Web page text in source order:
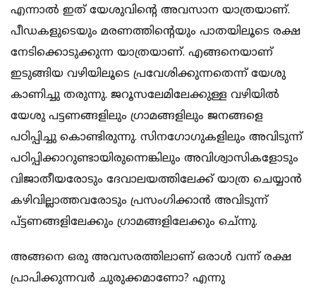
എന്നാല്‍ ഇത് യേശുവിന്റെ അവസാന യാത്രയാണ്.
പീഡകളുടെയും മരണത്തിന്റെയും പാതയിലൂടെ രക്ഷ
നേടിക്കൊടുക്കുന്ന യാത്രയാണ്. എങ്ങനെയാണ്
ഇടുങ്ങിയ വഴിയിലൂടെ പ്രവേശിക്കുന്നതെന്ന് യേശു
കാണിച്ചു തരുന്നു. ജറൂസലേമിലേക്കുള്ള വഴിയില്‍
യേശു പട്ടണങ്ങളിലും ഗ്രാമങ്ങളിലും ജനങ്ങളെ
പഠിപ്പിച്ചു കൊണ്ടിരുന്നു. സിനഗോഗുകളിലും അവിടുന്ന്
പഠിപ്പിക്കാറുണ്ടായിരുന്നെങ്കിലും അവിശ്വാസികളോടും
വിജാതീയരോടും ദേവാലയത്തിലേക്ക് യാത്ര ചെയ്യാന്‍
കഴിവില്ലാത്തവരോടും പ്രസംഗിക്കാന്‍ അവിടുന്ന്
പ്ട്ടണങ്ങളിലേക്കും ഗ്രാമങ്ങളിലേക്കും ചെ്ന്നു.
അങ്ങനെ ഒരു അവസരത്തിലാണ് ഒരാള്‍ വന്ന് രക്ഷ
പ്രാപിക്കുന്നവര്‍ ചുരുക്കമാണോ? എന്നു